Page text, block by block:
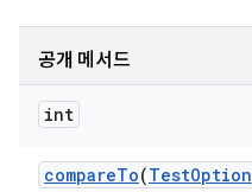
공개 메서드
int
compareTo(TestOption